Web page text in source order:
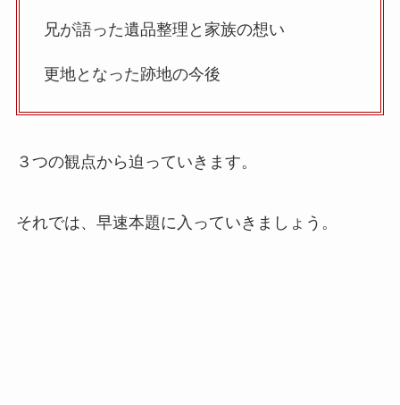
兄が語った遺品整理と家族の想い
更地となった跡地の今後
３つの観点から迫っていきます。
それでは、早速本題に入っていきましょう。